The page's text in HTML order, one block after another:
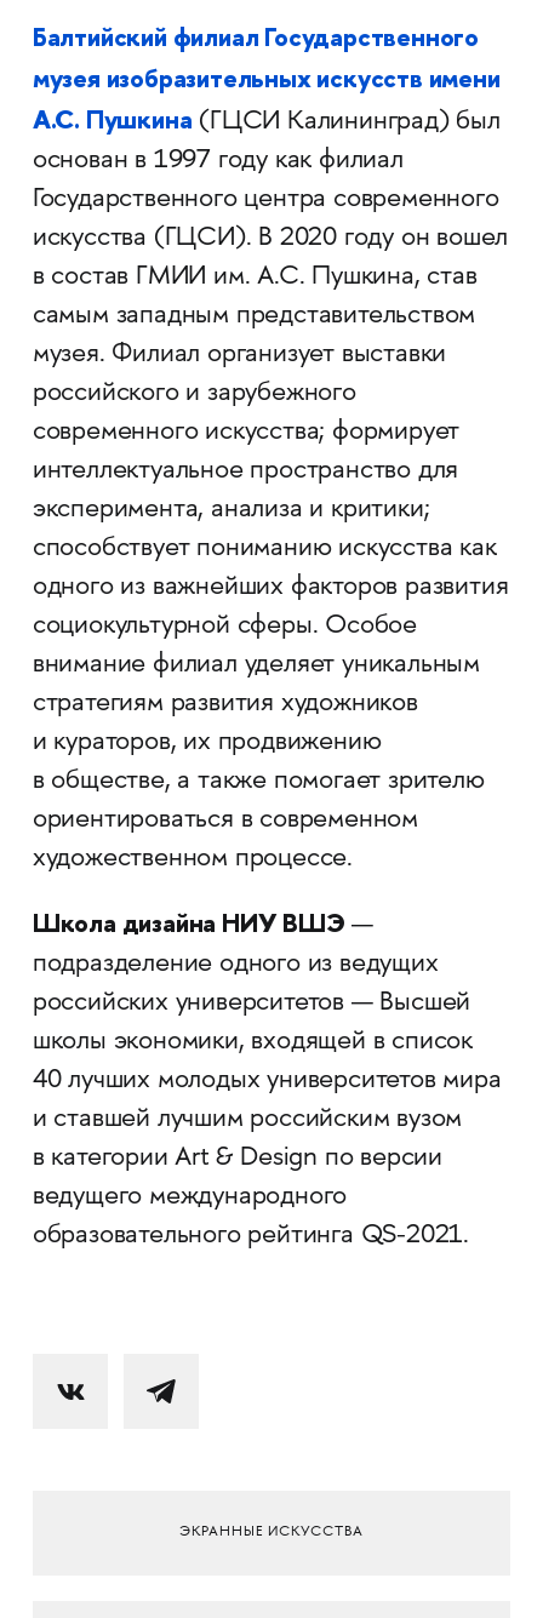
Балтийский филиал Государственного
музея изобразительных искусств имени
А.С. Пушкина (ГЦСИ Калининград) был
основан в 1997 году как филиал
Государственного центра современного
искусства (ГЦСИ). В 2020 году он вошел
в состав ГМИИ им. А.С. Пушкина, став
самым западным представительством
музея. Филиал организует выставки
российского и зарубежного
современного искусства; формирует
интеллектуальное пространство для
эксперимента, анализа и критики;
способствует пониманию искусства как
одного из важнейших факторов развития
социокультурной сферы. Особое
внимание филиал уделяет уникальным
стратегиям развития художников
и кураторов, их продвижению
в обществе, а также помогает зрителю
ориентироваться в современном
художественном процессе.
Школа дизайна НИУ ВШЭ —
подразделение одного из ведущих
российских университетов — Высшей
школы экономики, входящей в список
40 лучших молодых университетов мира
и ставшей лучшим российским вузом
в категории Art & Design по версии
ведущего международного
образовательного рейтинга QS-2021.
ЭКРАННЫЕ ИСКУССТВА